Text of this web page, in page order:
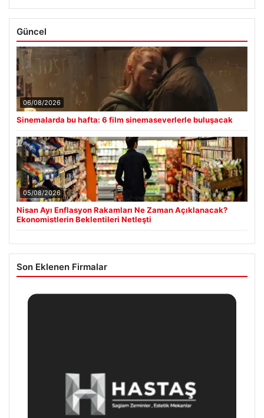
Güncel
06/08/2026
Sinemalarda bu hafta: 6 film sinemaseverlerle buluşacak
05/08/2026
Nisan Ayı Enflasyon Rakamları Ne Zaman Açıklanacak?
Ekonomistlerin Beklentileri Netleşti
Son Eklenen Firmalar